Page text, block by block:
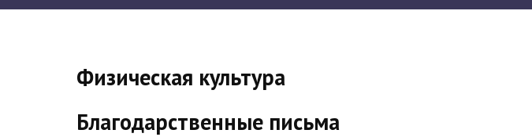
Физическая культура
Благодарственные письма